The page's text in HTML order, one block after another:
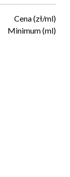
Cena (zł/ml)
Minimum (ml)